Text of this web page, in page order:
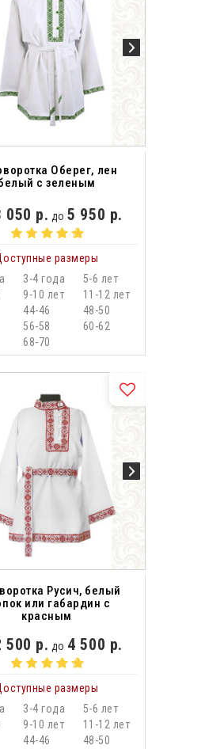
Оберег, лен
с зеленым
050 р. до5 950 р.
размеры
3-4 года
5-6 лет
9-10 лет
11-12 лет
44-46
48-50
56-58
60-62
68-70
Русич, белый
или габардин с
красным
500 р. до 4 500 р.
размеры
3-4 года
5-6 лет
9-10 лет
11-12 лет
44-46
48-50